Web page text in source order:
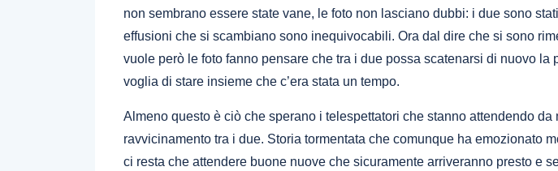
non sembrano essere state vane, le foto non lasciano dubbi: i due sono
effusioni che si scambiano sono inequivocabili. Ora dal dire che si sono
vuole però le foto fanno pensare che tra i due possa scatenarsi di nuovo la
voglia di stare insieme che c’era stata un tempo.
Almeno questo è ciò che sperano i telespettatori che stanno attendendo da
ravvicinamento tra i due. Storia tormentata che comunque ha emozionato
ci resta che attendere buone nuove che sicuramente arriveranno presto e